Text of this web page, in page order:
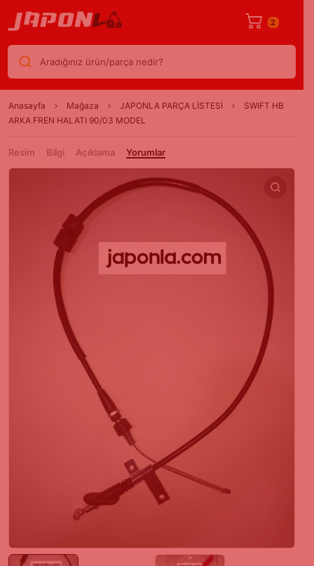
2
Aradığınız ürün/parça nedir?
Anasayfa Mağaza JAPONLA PARÇA LİSTESİ
SWIFT HB
ARKA FREN HALATI 90/03 MODEL
Resim Bilgi Açıklama Yorumlar